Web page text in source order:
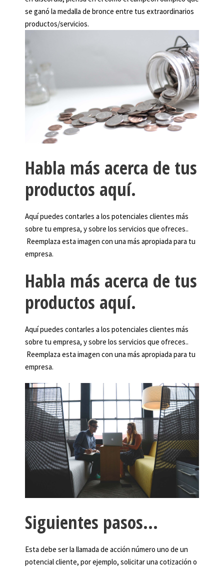
se ganó la medalla de bronce entre tus extraordinarios
productos/servicios.
Habla más acerca de tus
productos aquí.
Aquí puedes contarles a los potenciales clientes más
sobre tu empresa, y sobre los servicios que ofreces..
Reemplaza esta imagen con una más apropiada para tu
empresa.
Habla más acerca de tus
productos aquí.
Aquí puedes contarles a los potenciales clientes más
sobre tu empresa, y sobre los servicios que ofreces..
Reemplaza esta imagen con una más apropiada para tu
empresa.
Siguientes pasos…
Esta debe ser la llamada de acción número uno de un
potencial cliente, por ejemplo, solicitar una cotización o